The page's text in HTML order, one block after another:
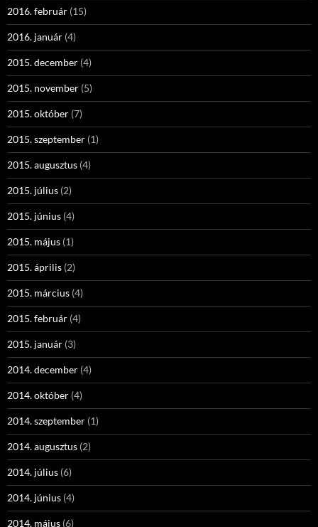
2016. február (15)
2016. január (4)
2015. december (4)
2015. november (5)
2015. október (7)
2015. szeptember (1)
2015. augusztus (4)
2015. július (2)
2015. június (4)
2015. május (1)
2015. április (2)
2015. március (4)
2015. február (4)
2015. január (3)
2014. december (4)
2014. október (4)
2014. szeptember (1)
2014. augusztus (2)
2014. július (6)
2014. június (4)
2014. május (6)